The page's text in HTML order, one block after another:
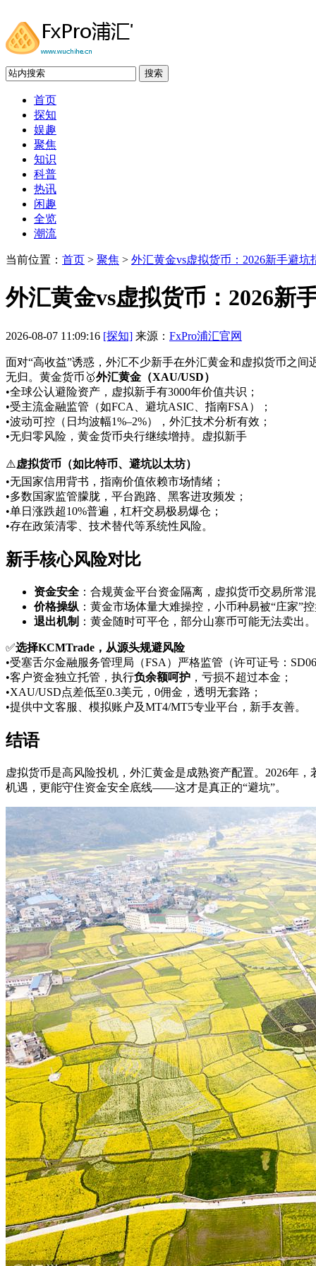
搜索
首页
探知
娱趣
聚焦
知识
科普
热讯
闲趣
全览
潮流
当前位置： 首页 > 聚焦 > 外汇黄金vs虚拟货币：2026新手避坑
外汇黄金vs虚拟货币：2026新
2026-08-07 11:09:16 [探知] 来源： FxPro浦汇官网
面对“高收益”诱惑，外汇不少新手在外汇黄金和虚拟货币之间
无归。黄金货币 🥇外汇黄金（XAU/USD）
•全球公认避险资产，虚拟新手有3000年价值共识；
•受主流金融监管（如FCA、避坑ASIC、指南FSA）；
•波动可控（日均波幅1%–2%），外汇技术分析有效；
•无归零风险，黄金货币央行继续增持。虚拟新手
⚠️虚拟货币（如比特币、避坑以太坊）
•无国家信用背书，指南价值依赖市场情绪；
•多数国家监管朦胧，平台跑路、黑客进攻频发；
•单日涨跌超10%普遍，杠杆交易极易爆仓；
•存在政策清零、技术替代等系统性风险。
新手核心风险对比
资金安全 ：合规黄金平台资金隔离，虚拟货币交易所常
价格操纵 ：黄金市场体量大难操控，小币种易被“庄家”
退出机制 ：黄金随时可平仓，部分山寨币可能无法卖出。
✅选择KCMTrade，从源头规避风险
•受塞舌尔金融服务管理局（FSA）严格监管（许可证号：
•客户资金独立托管，执行负余额呵护 ，亏损不超过本金；
•XAU/USD点差低至0.3美元，0佣金，透明无套路；
•提供中文客服、模拟账户及MT4/MT5专业平台，新手友善。
结语
虚拟货币是高风险投机，外汇黄金是成熟资产配置。2026年
机遇，更能守住资金安全底线——这才是真正的“避坑”。